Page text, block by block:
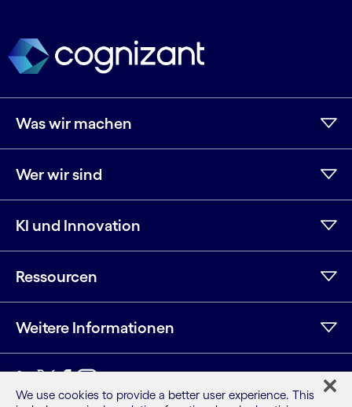
Was wir machen
Wer wir sind
KI und Innovation
Ressourcen
Weitere Informationen
LinkedIn
Twitter
Facebook
Instagram
YouTube
We use cookies to provide a better user experience. This